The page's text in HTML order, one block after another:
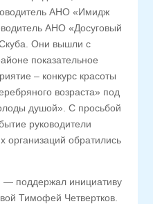
АНО «Имидж
АНО «Досуговый
Они вышли с
показательное
– конкурс красоты
возраста» под
душой». С просьбой
руководители
организаций обратились
поддержал инициативу
Тимофей Четвертков.